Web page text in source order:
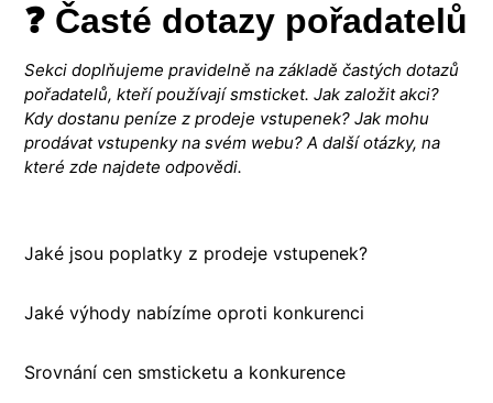
❓ Časté dotazy pořadatelů
Sekci doplňujeme pravidelně na základě častých dotazů
pořadatelů, kteří používají smsticket. Jak založit akci?
Kdy dostanu peníze z prodeje vstupenek? Jak mohu
prodávat vstupenky na svém webu? A další otázky, na
které zde najdete odpovědi.
Jaké jsou poplatky z prodeje vstupenek?
Jaké výhody nabízíme oproti konkurenci
Srovnání cen smsticketu a konkurence